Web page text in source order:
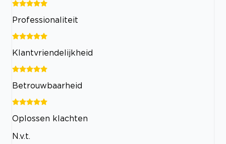
Professionaliteit
Klantvriendelijkheid
Betrouwbaarheid
Oplossen klachten
N.v.t.